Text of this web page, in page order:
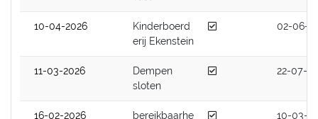
10-04-2026
Kinderboerd
erij Ekenstein
Afgedaan 02-06-
11-03-2026
Dempen
sloten
Afgedaan 22-07-
16-02-2026 bereikbaarhe Afgedaan 10-03-